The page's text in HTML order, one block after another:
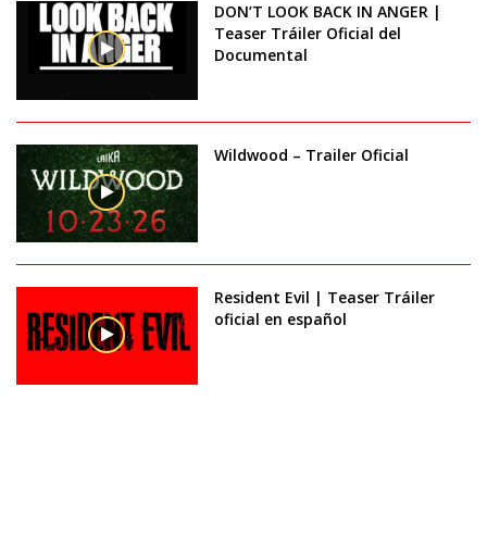
DON’T LOOK BACK IN ANGER |
Teaser Tráiler Oficial del
Documental
Wildwood – Trailer Oficial
Resident Evil | Teaser Tráiler
oficial en español